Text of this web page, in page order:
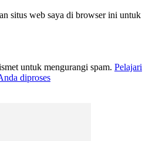
situs web saya di browser ini untuk
untuk mengurangi spam. Pelajari
diproses